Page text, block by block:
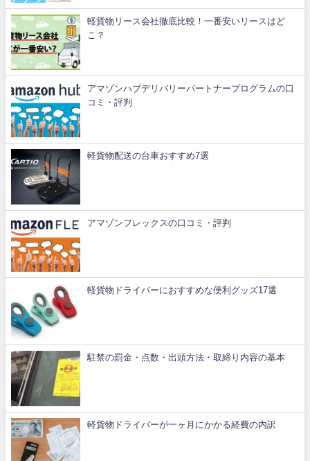
軽貨物リース会社徹底比較！一番安いリースはど
こ？
アマゾンハブデリバリーパートナープログラムの口
コミ・評判
軽貨物配送の台車おすすめ7選
アマゾンフレックスの口コミ・評判
軽貨物ドライバーにおすすめな便利グッズ17選
駐禁の罰金・点数・出頭方法・取締り内容の基本
軽貨物ドライバーが一ヶ月にかかる経費の内訳